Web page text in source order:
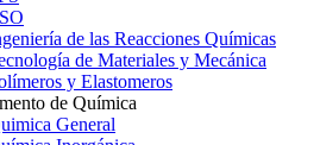
de las Reacciones Químicas
de Materiales y Mecánica
y Elastomeros
de Química
General